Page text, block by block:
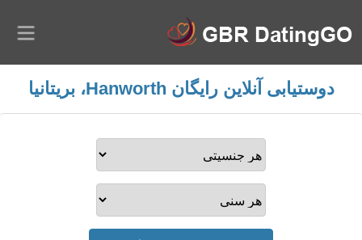
دوستیابی آنلاین رایگان Hanworth، بریتانیا